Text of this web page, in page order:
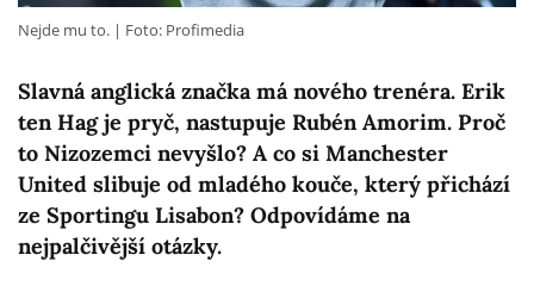
Slavná anglická značka má nového trenéra. Erik
ten Hag je pryč, nastupuje Rubén Amorim. Proč
to Nizozemci nevyšlo? A co si Manchester
United slibuje od mladého kouče, který přichází
ze Sportingu Lisabon? Odpovídáme na
nejpalčivější otázky.
Nejde mu to. Foto: Profimedia